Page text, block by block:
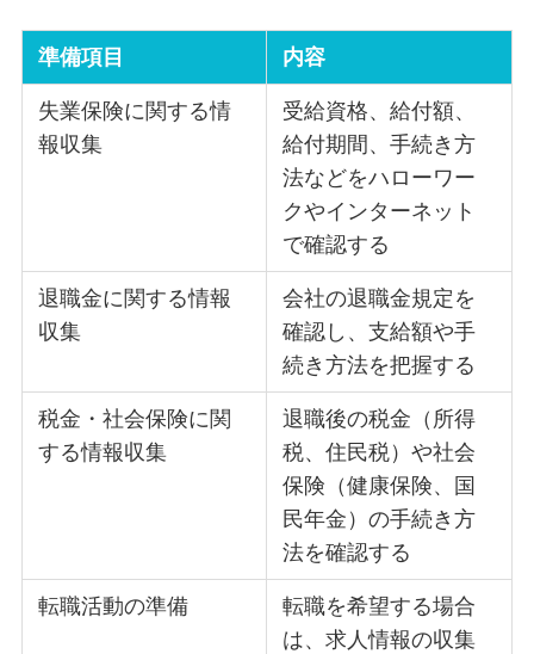
準備項目 内容
失業保険に関する情
報収集
受給資格、給付額、
給付期間、手続き方
法などをハローワー
クやインターネット
で確認する
退職金に関する情報
収集
会社の退職金規定を
確認し、支給額や手
続き方法を把握する
税金・社会保険に関
する情報収集
退職後の税金（所得
税、住民税）や社会
保険（健康保険、国
民年金）の手続き方
法を確認する
転職活動の準備
転職を希望する場合
は、求人情報の収集